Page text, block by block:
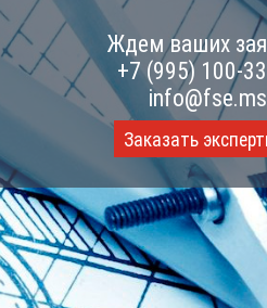
Ждем ваших
+7 (995) 100-
info@fse.ms
Заказать